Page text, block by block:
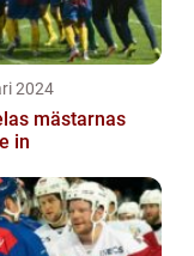
2024
mästarnas
in